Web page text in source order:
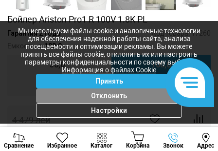
Бойлер Ariston Pro1 R 100V 1.8K PL
Гарантия 2 года Код товара:17260
Емкость, л:100,0
50,0 100,0
4 479лей
3 999лей
Сравнение Избранное Каталог Корзина Звонок Адрес
Viber Whatsapp
Мы используем файлы cookie и аналогичные технологии
для обеспечения надежной работы сайта, анализа
посещаемости и оптимизации рекламы. Вы можете
принять все файлы cookie, отклонить их или настроить
параметры конфиденциальности по своему выбору.
Информация о файлах Cookie
Принять
Отклонить
Настройки